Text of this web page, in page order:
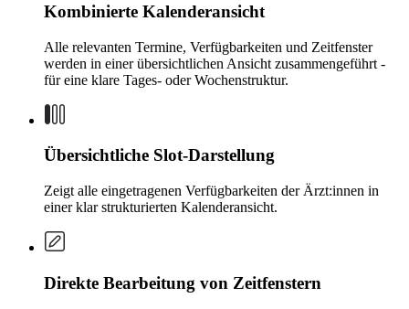
Kombinierte Kalenderansicht
Alle relevanten Termine, Verfügbarkeiten und Zeitfenster
werden in einer übersichtlichen Ansicht zusammengeführt -
für eine klare Tages- oder Wochenstruktur.
Übersichtliche Slot-Darstellung
Zeigt alle eingetragenen Verfügbarkeiten der Ärzt:innen in
einer klar strukturierten Kalenderansicht.
Direkte Bearbeitung von Zeitfenstern